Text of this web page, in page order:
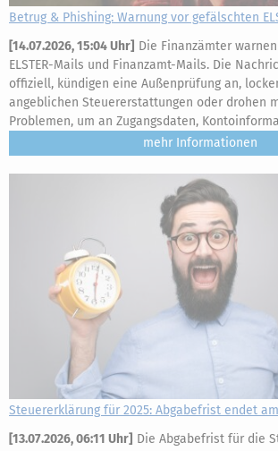
Betrug & Phishing: Warnung vor gefälschten
[14.07.2026, 15:04 Uhr] Die Finanzämter
ELSTER-Mails und Finanzamt-Mails. Die
offiziell, kündigen eine Außenprüfung an,
angeblichen Steuererstattungen oder drohen
Problemen, um an Zugangsdaten,
mehr
Steuererklärung für 2025: Abgabefrist endet am
[13.07.2026, 06:11 Uhr] Die Abgabefrist für die